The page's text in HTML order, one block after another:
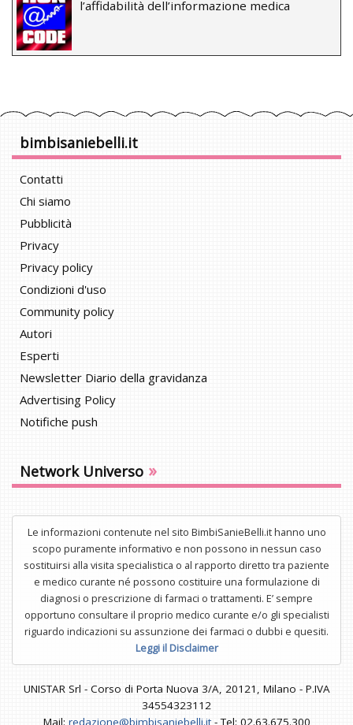
l’affidabilità dell’informazione medica
bimbisaniebelli.it
Contatti
Chi siamo
Pubblicità
Privacy
Privacy policy
Condizioni d'uso
Community policy
Autori
Esperti
Newsletter Diario della gravidanza
Advertising Policy
Notifiche push
Network Universo »
Le informazioni contenute nel sito BimbiSanieBelli.it hanno uno
scopo puramente informativo e non possono in nessun caso
sostituirsi alla visita specialistica o al rapporto diretto tra paziente
e medico curante né possono costituire una formulazione di
diagnosi o prescrizione di farmaci o trattamenti. E’ sempre
opportuno consultare il proprio medico curante e/o gli specialisti
riguardo indicazioni su assunzione dei farmaci o dubbi e quesiti.
Leggi il Disclaimer
UNISTAR Srl - Corso di Porta Nuova 3/A, 20121, Milano - P.IVA
34554323112
Mail: redazione@bimbisaniebelli.it- Tel: 02.63.675.300